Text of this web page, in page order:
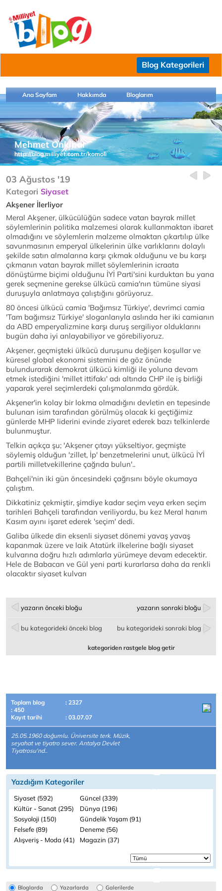
Blog Kategorileri
Ana Sayfam Hakkımda Bloglarım
Mehmet Önkibar
http://blog.milliyet.com.tr/komoli
03 Ağustos '19
Kategori Siyaset
Akşener İlerliyor
Meral Akşener, ülkücülüğün sadece vatan bayrak millet
söylemlerinin politika malzemesi olarak kullanmaktan ibaret
olmadığını ve söylemlerin malzeme olmaktan çıkartılıp ülke
savunmasının emperyal ülkelerinin ülke varlıklarını dolaylı
şekilde satın almalarına karşı çıkmak olduğunu ve bu karşı
çıkmanın vatan bayrak millet söylemlerinin icraata
dönüştürme biçimi olduğunu İYİ Parti'sini kurduktan bu yana
gerek seçmenine gerekse ülkücü camia'nın tümüne siyasi
duruşuyla anlatmaya çalıştığını görüyoruz.
80 öncesi ülkücü camia 'Bağımsız Türkiye', devrimci camia
'Tam bağımsız Türkiye' sloganlarıyla aslında her iki camianın
da ABD emperyalizmine karşı duruş sergiliyor olduklarını
bugün daha iyi anlayabiliyor ve görebiliyoruz.
Akşener, geçmişteki ülkücü duruşunu değişen koşullar ve
küresel global ekonomi sistemini de göz önünde
bulundurarak demokrat ülkücü kimliği ile yoluna devam
etmek istediğini 'millet ittifakı' adı altında CHP ile iş birliği
yaparak yerel seçimlerdeki çalışmalarımda gördük.
Akşener'in kolay bir lokma olmadığını devletin en tepesinde
bulunan isim tarafından görülmüş olacak ki geçtiğimiz
günlerde MHP liderini evinde ziyaret ederek bazı telkinlerde
bulunmuştur.
Telkin açıkça şu; 'Akşener çıtayı yükseltiyor, geçmişte
söylemiş olduğun 'zillet, İp' benzetmelerini unut, ülkücü İYİ
partili milletvekillerine çağrıda bulun'..
Bahçeli'nin iki gün öncesindeki çağrısını böyle okumaya
çalıştım.
Dikkatiniz çekmiştir, şimdiye kadar seçim veya erken seçim
tarihleri Bahçeli tarafından veriliyordu, bu kez Meral hanım
Kasım ayını işaret ederek 'seçim' dedi.
Galiba ülkede din eksenli siyaset dönemi yavaş yavaş
kapanmak üzere ve laik Atatürk ilkelerine bağlı siyaset
kulvarına doğru hızlı adımlarla yürümeye devam edecektir.
Hele de Babacan ve Gül yeni parti kurarlarsa daha da renkli
olacaktır siyaset kulvarı
yazarın önceki bloğu yazarın sonraki bloğu
bu kategorideki önceki blog bu kategorideki sonraki blog
kategoriden rastgele blog getir
Toplam blog
: 2327
: 450
Kayıt tarihi
: 03.07.07
25.05.1960 doğumlu. Üniversite terk. Müzik,
seyahat ve tiyatro sever. Antalya Devlet
Tiyatrosu'nd..
Yazdığım Kategoriler
Siyaset (592)
Güncel (339)
Kültür - Sanat (295)
Dünya (196)
Sosyoloji (150)
Gündelik Yaşam (91)
Felsefe (89)
Deneme (56)
Alışveriş - Moda (41)
Magazin (37)
Bloglarda Yazarlarda Galerilerde